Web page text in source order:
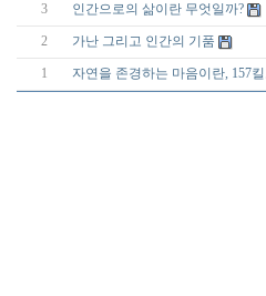
3 인간으로의 삶이란 무엇일까?
2 가난 그리고 인간의 기품
1 자연을 존경하는 마음이란, 157